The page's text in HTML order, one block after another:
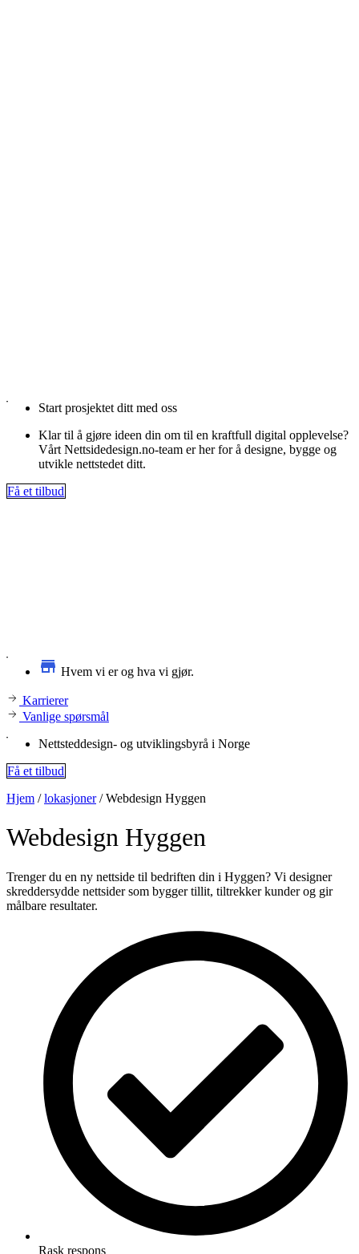
Start prosjektet ditt med oss
Klar til å gjøre ideen din om til en kraftfull digital opplevelse?
Vårt Nettsidedesign.no-team er her for å designe, bygge og
utvikle nettstedet ditt.
Få et tilbud
Hvem vi er og hva vi gjør.
Karrierer
Vanlige spørsmål
Nettsteddesign- og utviklingsbyrå i Norge
Få et tilbud
Hjem /lokasjoner/Webdesign Hyggen
Webdesign Hyggen
Trenger du en ny nettside til bedriften din i Hyggen? Vi designer
skreddersydde nettsider som bygger tillit, tiltrekker kunder og gir
målbare resultater.
Rask respons